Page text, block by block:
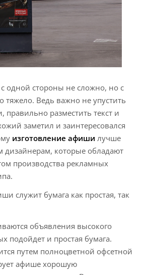
одной стороны не сложно, но с
тяжело. Ведь важно не упустить
разместить текст и
заметил и заинтересовался
изготовление афиши лучше
дизайнерам, которые обладают
производства рекламных
служит бумага как простая, так
объявления высокого
подойдет и простая бумага.
путем полноцветной офсетной
афише хорошую